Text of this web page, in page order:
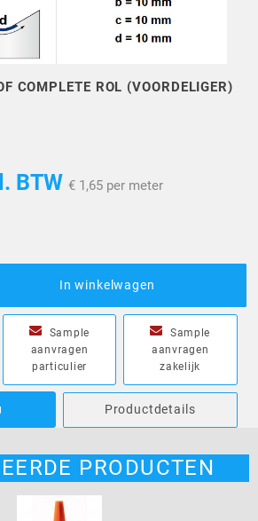
COMPLETE ROL (VOORDELIGER)
BTW € 1,65 per meter
In winkelwagen
Sample
aanvragen
particulier
Sample
aanvragen
zakelijk
Productdetails
PRODUCTEN